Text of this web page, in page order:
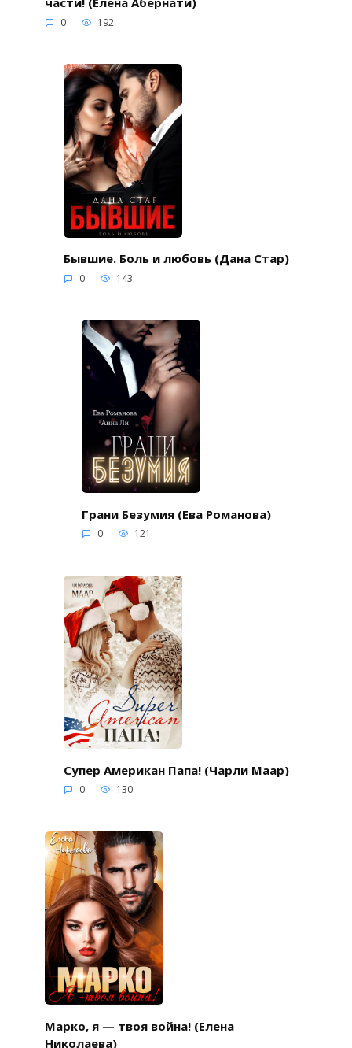
0 192
Бывшие. Боль и любовь (Дана Стар)
0 143
Грани Безумия (Ева Романова)
0 121
Супер Американ Папа! (Чарли Маар)
0 130
Марко, я — твоя война! (Елена
Николаева)